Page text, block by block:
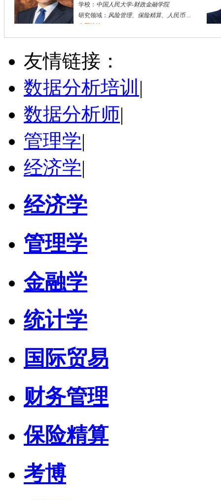
学校： 中国人民大学-财政金融学院
研究领域： 风险管理、保险精算、人民币国际化
立即咨询
学校：哈尔滨工业大学-电气工程及自动化学院
研究领域：电气工程，新能源汽车驱动和充电
立即咨询
陈传红 武汉市
硕导
学校：中南民族大学
立即咨询
戴稳胜 北京市
博导 评分： 1.0
学校：中国人民大学
研究领域：
立即咨询
友情链接：
数据分析培训 |
数据分析师|
管理学|
经济学|
经济学
管理学
金融学
统计学
国际贸易
财务管理
保险精算
考博